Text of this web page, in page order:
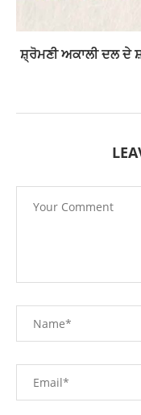
ਸ਼੍ਰੋਮਣੀ ਅਕਾਲੀ ਦਲ ਦੇ